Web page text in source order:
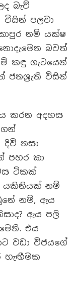
බැව්
පලවා
නම් යක්ෂ
බවත්
කඳු ගැටයෙන්
ජනශ්‍රැති විසින්
කරන අදහස
නසා
පහර කා
ටිකක්
යකිනියක් නම්
නම්, ඇය
ඇය පලි
එය
වඩා විජයගේ
හැඟීමක